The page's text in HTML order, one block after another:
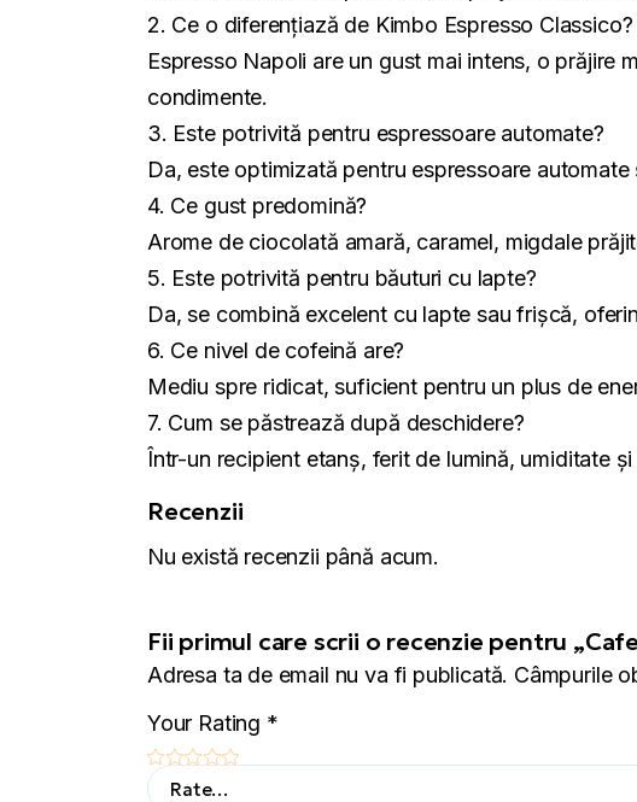
2. Ce o diferențiază de Kimbo Espresso Classico?
Espresso Napoli are un gust mai intens, o
condimente.
3. Este potrivită pentru espressoare automate?
Da, este optimizată pentru espressoare
4. Ce gust predomină?
Arome de ciocolată amară, caramel, migdale
5. Este potrivită pentru băuturi cu lapte?
Da, se combină excelent cu lapte sau frișcă,
6. Ce nivel de cofeină are?
Mediu spre ridicat, suficient pentru un plus de
7. Cum se păstrează după deschidere?
Într-un recipient etanș, ferit de lumină, umiditate
Recenzii
Nu există recenzii până acum.
Fii primul care scrii o recenzie pentru
Adresa ta de email nu va fi publicată. Câmpurile
Your Rating *